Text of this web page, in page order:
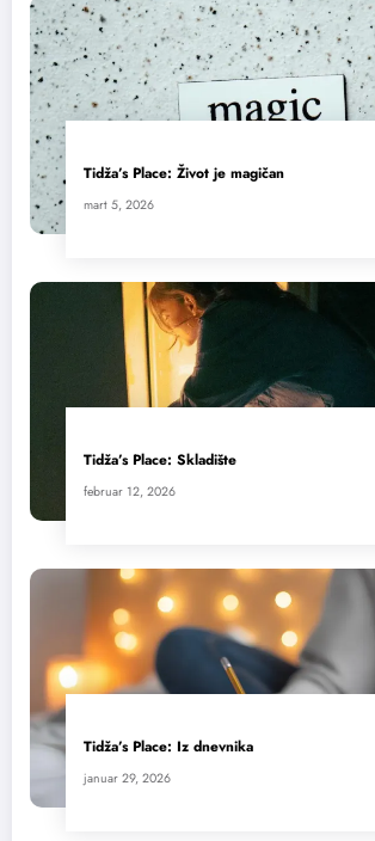
Tidža’s Place: Život je magičan
mart 5, 2026
Tidža’s Place: Skladište
februar 12, 2026
Tidža’s Place: Iz dnevnika
januar 29, 2026